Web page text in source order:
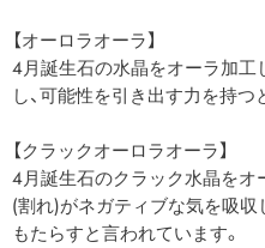
【オーロラオーラ】
4月誕生石の水晶をオーラ加工
し、可能性を引き出す力を持つ
【クラックオーロラオーラ】
4月誕生石のクラック水晶をオ
(割れ)がネガティブな気を吸収
もたらすと言われています。